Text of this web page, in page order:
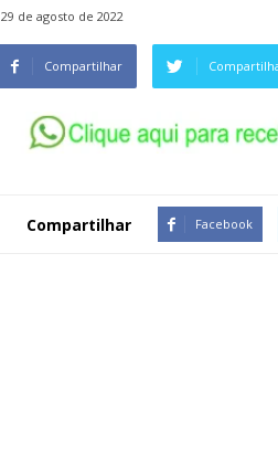
29 de agosto de 2022
Compartilhar
Compartilhar Facebook